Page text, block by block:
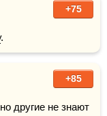
+75
.
+85
другие не знают